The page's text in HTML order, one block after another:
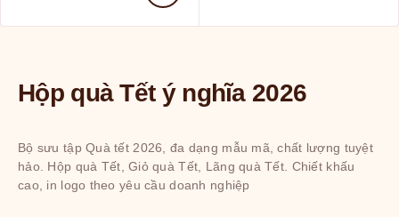
Hộp quà Tết ý nghĩa 2026
Bộ sưu tập Quà tết 2026, đa dạng mẫu mã, chất lượng tuyệt
hảo. Hộp quà Tết , Giỏ quà Tết, Lãng quà Tết. Chiết khấu
cao, in logo theo yêu cầu doanh nghiệp